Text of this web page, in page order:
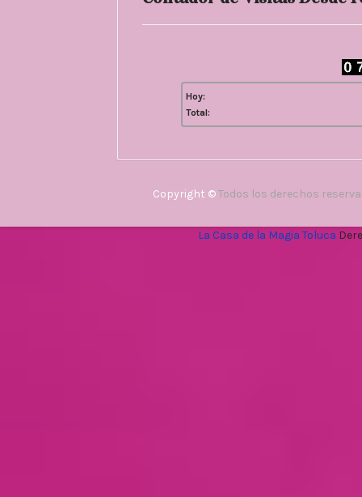
Hoy:
Total:
Copyright ©Todos los derechos
La Casa de la Magia Toluca